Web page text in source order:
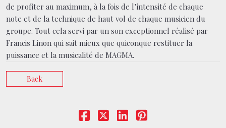
de profiter au maximum, à la fois de l’intensité de chaque
note et de la technique de haut vol de chaque musicien du
groupe. Tout cela servi par un son exceptionnel réalisé par
Francis Linon qui sait mieux que quiconque restituer la
puissance et la musicalité de MAGMA.
Back